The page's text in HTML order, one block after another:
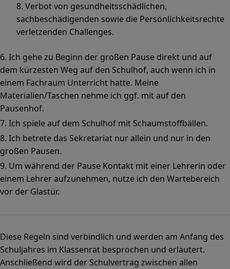
Verbot von gesundheitsschädlichen,
sachbeschädigenden sowie die Persönlichkeitsrechte
verletzenden Challenges.
Ich gehe zu Beginn der großen Pause direkt und auf
dem kürzesten Weg auf den Schulhof, auch wenn ich in
einem Fachraum Unterricht hatte. Meine
Materialien/Taschen nehme ich ggf. mit auf den
Pausenhof.
Ich spiele auf dem Schulhof mit Schaumstoffbällen.
Ich betrete das Sekretariat nur allein und nur in den
großen Pausen.
Um während der Pause Kontakt mit einer Lehrerin oder
einem Lehrer aufzunehmen, nutze ich den Wartebereich
vor der Glastür.
Diese Regeln sind verbindlich und werden am Anfang des
Schuljahres im Klassenrat besprochen und erläutert.
Anschließend wird der Schulvertrag zwischen allen